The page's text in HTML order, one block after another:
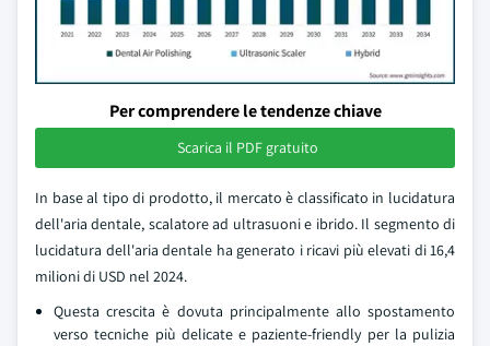
Per comprendere le tendenze chiave
Scarica il PDF gratuito
In base al tipo di prodotto, il mercato è classificato in lucidatura
dell'aria dentale, scalatore ad ultrasuoni e ibrido. Il segmento di
lucidatura dell'aria dentale ha generato i ricavi più elevati di 16,4
milioni di USD nel 2024.
Questa crescita è dovuta principalmente allo spostamento
verso tecniche più delicate e paziente-friendly per la pulizia